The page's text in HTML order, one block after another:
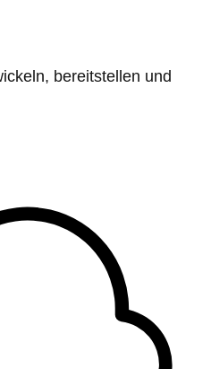
bereitstellen und